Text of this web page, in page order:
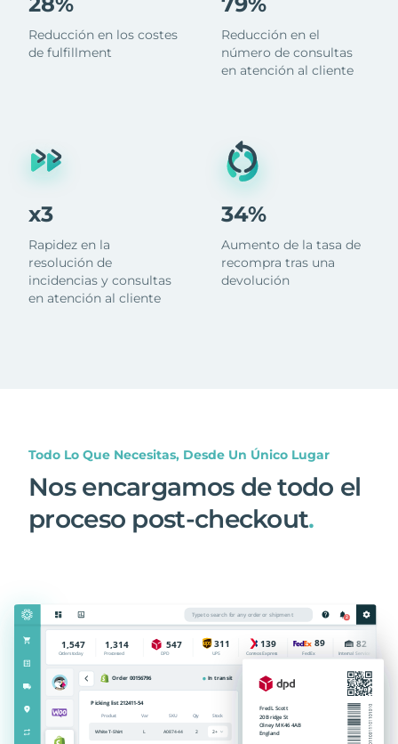
Reducción en los costes
de fulfillment
x3
Rapidez en la
resolución de
incidencias y consultas
en atención al cliente
Reducción en el
número de consultas
en atención al cliente
34%
Aumento de la tasa de
recompra tras una
devolución
Todo Lo Que Necesitas, Desde Un Único Lugar
Nos encargamos de todo el
proceso post-checkout.